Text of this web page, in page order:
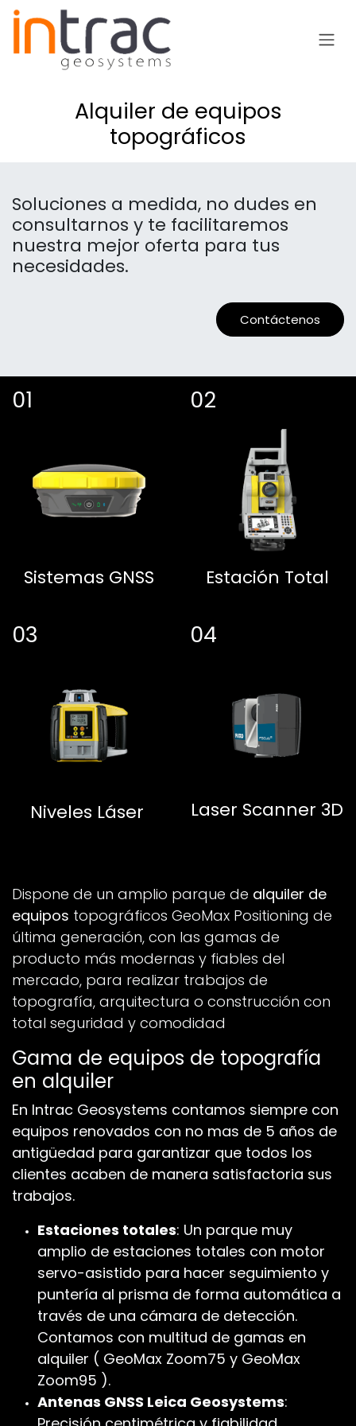
Alquiler de equipos
topográficos
Soluciones a medida, no dudes en
consultarnos y te facilitaremos
nuestra mejor oferta para tus
necesidades.
Contáctenos
01
Sistemas GNSS
02
Estación Total
03
Niveles Láser
04
Laser Scanner 3D
Dispone de un amplio parque de alquiler de
equipos topográficos GeoMax Positioning de
última generación, con las gamas de
producto más modernas y fiables del
mercado, para realizar trabajos de
topografía, arquitectura o construcción con
total seguridad y comodidad
Gama de equipos de topografía
en alquiler
En Intrac Geosystems contamos siempre con
equipos renovados con no mas de 5 años de
antigüedad para garantizar que todos los
clientes acaben de manera satisfactoria sus
trabajos.
Estaciones totales: Un parque muy
amplio de estaciones totales con motor
servo-asistido para hacer seguimiento y
puntería al prisma de forma automática a
través de una cámara de detección.
Contamos con multitud de gamas en
alquiler ( GeoMax Zoom75 y GeoMax
Zoom95 ).
Antenas GNSS Leica Geosystems: